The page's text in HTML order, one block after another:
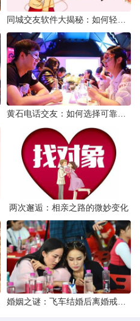
两次邂逅：相亲之路的微妙变化